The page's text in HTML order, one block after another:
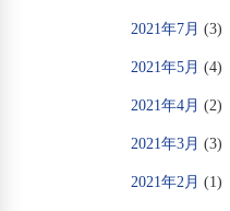
2021年7月 (3)
2021年5月 (4)
2021年4月 (2)
2021年3月 (3)
2021年2月 (1)